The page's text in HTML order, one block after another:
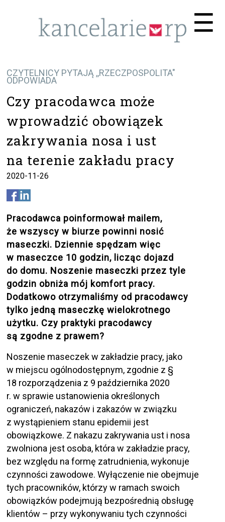
☰
CZYTELNICY PYTAJĄ ,,RZECZPOSPOLITA"
ODPOWIADA
Czy pracodawca może
wprowadzić obowiązek
zakrywania nosa i ust
na terenie zakładu pracy
2020-11-26
Pracodawca poinformował mailem,
że wszyscy w biurze powinni nosić
maseczki. Dziennie spędzam więc
w maseczce 10 godzin, licząc dojazd
do domu. Noszenie maseczki przez tyle
godzin obniża mój komfort pracy.
Dodatkowo otrzymaliśmy od pracodawcy
tylko jedną maseczkę wielokrotnego
użytku. Czy praktyki pracodawcy
są zgodne z prawem?
Noszenie maseczek w zakładzie pracy, jako
w miejscu ogólnodostępnym, zgodnie z §
18 rozporządzenia z 9 października 2020
r. w sprawie ustanowienia określonych
ograniczeń, nakazów i zakazów w związku
z wystąpieniem stanu epidemii jest
obowiązkowe. Z nakazu zakrywania ust i nosa
zwolniona jest osoba, która w zakładzie pracy,
bez względu na formę zatrudnienia, wykonuje
czynności zawodowe. Wyłączenie nie obejmuje
tych pracowników, którzy w ramach swoich
obowiązków podejmują bezpośrednią obsługę
klientów – przy wykonywaniu tych czynności